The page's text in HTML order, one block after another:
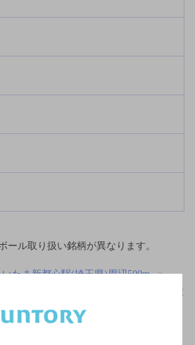
ール取り扱い銘柄が異なります。
いたま新都心駅(埼玉県)周辺500m
周辺500m,食べ放題あり,個室あり/クーポ